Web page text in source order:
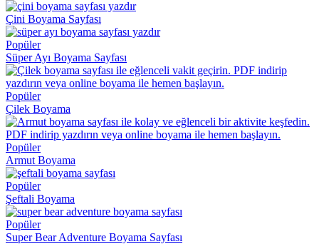
Çini Boyama Sayfası
Popüler
Süper Ayı Boyama Sayfası
Popüler
Çilek Boyama
Popüler
Armut Boyama
Popüler
Şeftali Boyama
Popüler
Super Bear Adventure Boyama Sayfası